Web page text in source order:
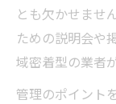
とも欠かせませ
ための説明会や
域密着型の業者
管理のポイント